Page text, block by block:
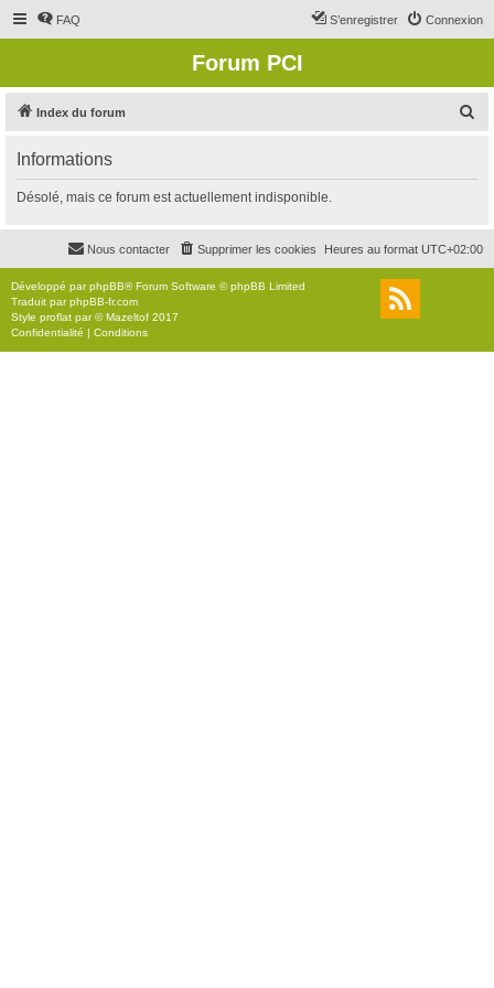
FAQ Connexion
S’enregistrer
Forum PCI
Index du forum
r
c
r
Informations
Désolé, mais ce forum est actuellement indisponible.
Heures au format UTC+02:00
Supprimer les cookies
Nous contacter
Développé parphpBB® Forum Software © phpBB Limited
Traduit parphpBB-fr.com
Style proflat par ©Mazeltof 2017
Confidentialité | Conditions